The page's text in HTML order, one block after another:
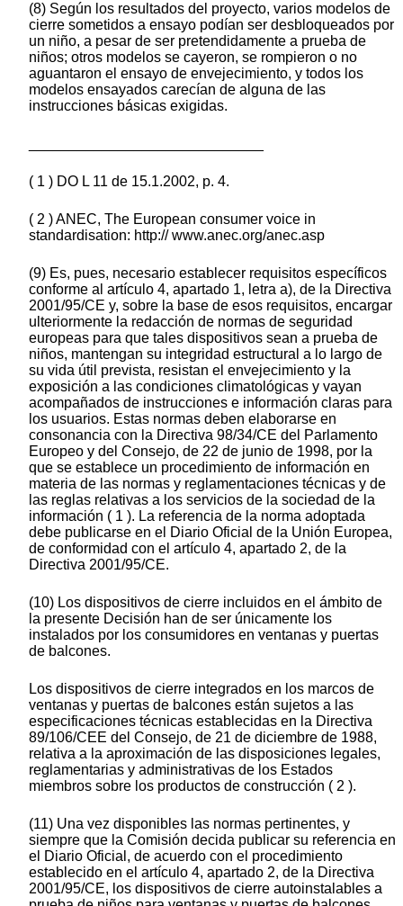
(8) Según los resultados del proyecto, varios modelos de
cierre sometidos a ensayo podían ser desbloqueados por
un niño, a pesar de ser pretendidamente a prueba de
niños; otros modelos se cayeron, se rompieron o no
aguantaron el ensayo de envejecimiento, y todos los
modelos ensayados carecían de alguna de las
instrucciones básicas exigidas.
( 1 ) DO L 11 de 15.1.2002, p. 4.
( 2 ) ANEC, The European consumer voice in
standardisation: http:// www.anec.org/anec.asp
(9) Es, pues, necesario establecer requisitos específicos
conforme al artículo 4, apartado 1, letra a), de la Directiva
2001/95/CE y, sobre la base de esos requisitos, encargar
ulteriormente la redacción de normas de seguridad
europeas para que tales dispositivos sean a prueba de
niños, mantengan su integridad estructural a lo largo de
su vida útil prevista, resistan el envejecimiento y la
exposición a las condiciones climatológicas y vayan
acompañados de instrucciones e información claras para
los usuarios. Estas normas deben elaborarse en
consonancia con la Directiva 98/34/CE del Parlamento
Europeo y del Consejo, de 22 de junio de 1998, por la
que se establece un procedimiento de información en
materia de las normas y reglamentaciones técnicas y de
las reglas relativas a los servicios de la sociedad de la
información ( 1 ). La referencia de la norma adoptada
debe publicarse en el Diario Oficial de la Unión Europea,
de conformidad con el artículo 4, apartado 2, de la
Directiva 2001/95/CE.
(10) Los dispositivos de cierre incluidos en el ámbito de
la presente Decisión han de ser únicamente los
instalados por los consumidores en ventanas y puertas
de balcones.
Los dispositivos de cierre integrados en los marcos de
ventanas y puertas de balcones están sujetos a las
especificaciones técnicas establecidas en la Directiva
89/106/CEE del Consejo, de 21 de diciembre de 1988,
relativa a la aproximación de las disposiciones legales,
reglamentarias y administrativas de los Estados
miembros sobre los productos de construcción ( 2 ).
(11) Una vez disponibles las normas pertinentes, y
siempre que la Comisión decida publicar su referencia en
el Diario Oficial, de acuerdo con el procedimiento
establecido en el artículo 4, apartado 2, de la Directiva
2001/95/CE, los dispositivos de cierre autoinstalables a